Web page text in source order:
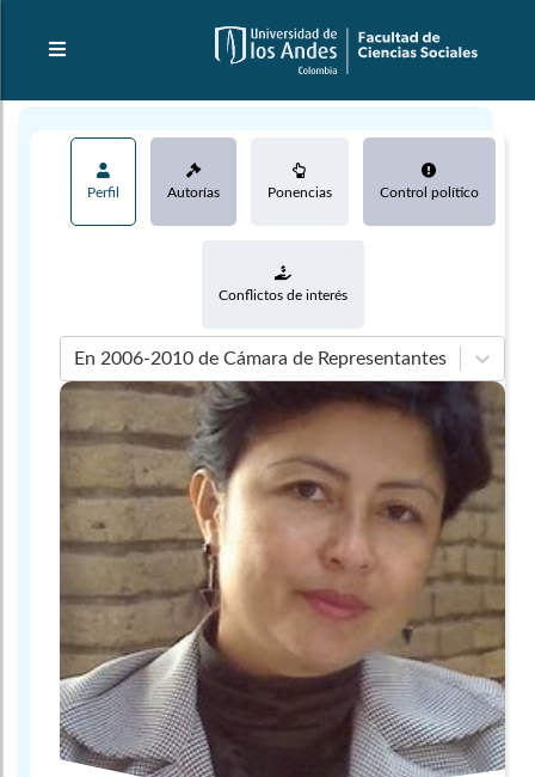
Perfil Autorías Ponencias Control político
Conflictos de interés
En 2006-2010 de Cámara de Representantes